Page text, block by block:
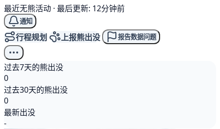
最近无熊活动 · 最后更新: 12分钟前
通知
行程规划 上报熊出没 报告数据问题
过去7天的熊出没
0
过去30天的熊出没
0
最新出没
-